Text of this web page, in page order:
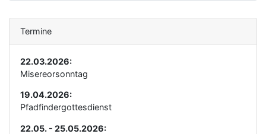
Termine
22.03.2026:
Misereorsonntag
19.04.2026:
Pfadfindergottesdienst
22.05. - 25.05.2026: